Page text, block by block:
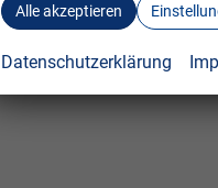
Alle akzeptieren
Datenschutzerklärung